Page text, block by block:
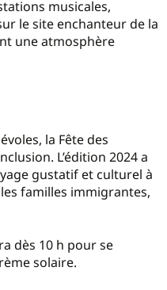
musicales,
le site enchanteur de la
une atmosphère
la Fête des
L’édition 2024 a
gustatif et culturel à
familles immigrantes,
dès 10 h pour se
solaire.